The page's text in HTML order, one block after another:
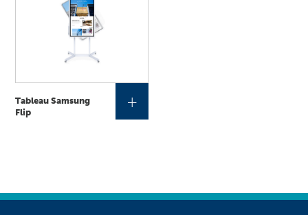
Tableau Samsung
Flip
+